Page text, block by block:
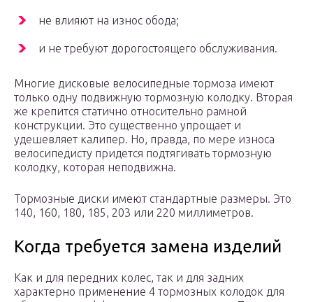
не влияют на износ обода;
и не требуют дорогостоящего обслуживания.
Многие дисковые велосипедные тормоза имеют
только одну подвижную тормозную колодку. Вторая
же крепится статично относительно рамной
конструкции. Это существенно упрощает и
удешевляет калипер. Но, правда, по мере износа
велосипедисту придется подтягивать тормозную
колодку, которая неподвижна.
Тормозные диски имеют стандартные размеры. Это
140, 160, 180, 185, 203 или 220 миллиметров.
Когда требуется замена изделий
Как и для передних колес, так и для задних
характерно применение 4 тормозных колодок для